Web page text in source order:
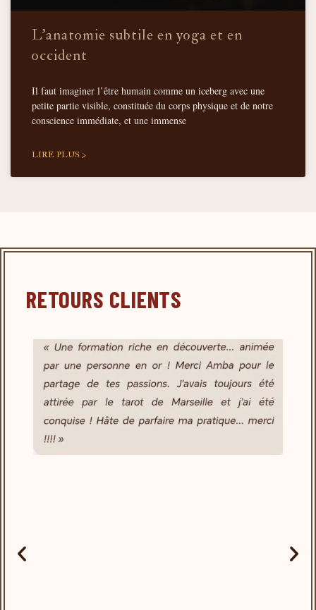
L’anatomie subtile en yoga et en
occident
Il faut imaginer l’être humain comme un iceberg avec une
petite partie visible, constituée du corps physique et de notre
conscience immédiate, et une immense
LIRE PLUS >
RETOURS CLIENTS